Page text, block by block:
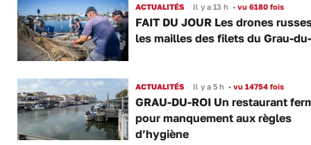
ACTUALITÉS Il y a 13 h •vu 6180 fois
FAIT DU JOUR Les drones
les mailles des filets du Grau-
ACTUALITÉS Il y a 5 h •vu 14754 fois
GRAU-DU-ROI Un restaurant
pour manquement aux règles
d’hygiène